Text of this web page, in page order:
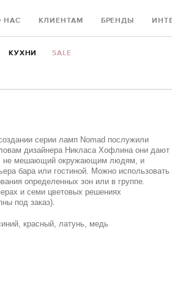
КУХНИ SALE
НАС КЛИЕНТАМ БРЕНДЫ
серии ламп Nomad послужили
дизайнера Никласа Хофлина они дают
не мешающий окружающим людям, и
бара или гостиной. Можно использовать
определенных зон или в группе.
и семи цветовых решениях
под заказ).
красный, латунь, медь